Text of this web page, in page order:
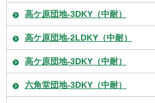
高ケ原団地-3DKY（中耐）
高ケ原団地-2LDKY（中耐）
高ケ原団地-3DKY（中耐）
六角堂団地-3DKY（中耐）